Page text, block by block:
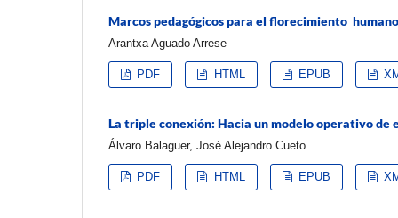
Marcos pedagógicos para el florecimiento
Arantxa Aguado Arrese
PDF HTML EPUB
La triple conexión: Hacia un modelo operativo de
Álvaro Balaguer, José Alejandro Cueto
PDF HTML EPUB